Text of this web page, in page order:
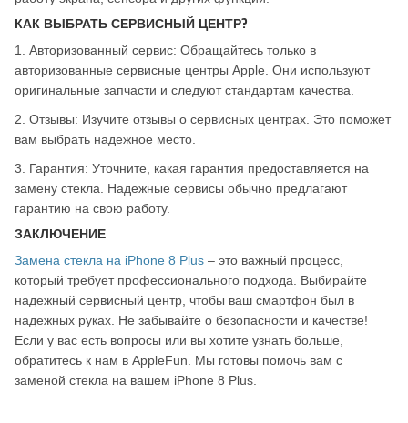
КАК ВЫБРАТЬ СЕРВИСНЫЙ ЦЕНТР?
1. Авторизованный сервис: Обращайтесь только в
авторизованные сервисные центры Apple. Они используют
оригинальные запчасти и следуют стандартам качества.
2. Отзывы: Изучите отзывы о сервисных центрах. Это поможет
вам выбрать надежное место.
3. Гарантия: Уточните, какая гарантия предоставляется на
замену стекла. Надежные сервисы обычно предлагают
гарантию на свою работу.
ЗАКЛЮЧЕНИЕ
Замена стекла на iPhone 8 Plus – это важный процесс,
который требует профессионального подхода. Выбирайте
надежный сервисный центр, чтобы ваш смартфон был в
надежных руках. Не забывайте о безопасности и качестве!
Если у вас есть вопросы или вы хотите узнать больше,
обратитесь к нам в AppleFun. Мы готовы помочь вам с
заменой стекла на вашем iPhone 8 Plus.